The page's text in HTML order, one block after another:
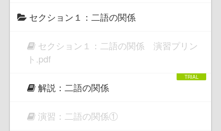
セクション１：二語の関係
セクション１：二語の関係 演習プリン
ト.pdf
解説：二語の関係
演習：二語の関係①